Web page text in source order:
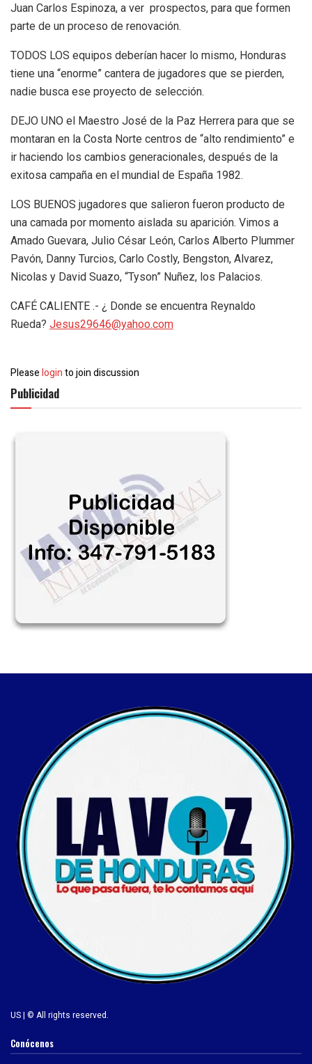
Juan Carlos Espinoza, a ver prospectos, para que formen
parte de un proceso de renovación.
TODOS LOS equipos deberían hacer lo mismo, Honduras
tiene una “enorme” cantera de jugadores que se pierden,
nadie busca ese proyecto de selección.
DEJO UNO el Maestro José de la Paz Herrera para que se
montaran en la Costa Norte centros de “alto rendimiento” e
ir haciendo los cambios generacionales, después de la
exitosa campaña en el mundial de España 1982.
LOS BUENOS jugadores que salieron fueron producto de
una camada por momento aislada su aparición. Vimos a
Amado Guevara, Julio César León, Carlos Alberto Plummer
Pavón, Danny Turcios, Carlo Costly, Bengston, Alvarez,
Nicolas y David Suazo, “Tyson” Nuñez, los Palacios.
CAFÉ CALIENTE .- ¿ Donde se encuentra Reynaldo
Rueda? Jesus29646@yahoo.com
Pleaseloginto join discussion
Publicidad
US | © All rights reserved.
Conócenos